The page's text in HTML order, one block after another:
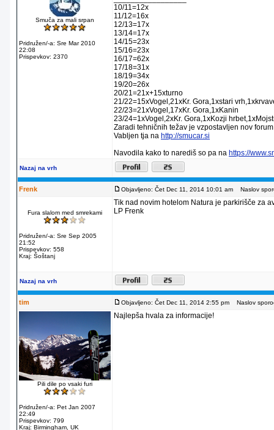
Smuča za mali srpan
Pridružen/-a: Sre Mar 2010
22:08
Prispevkov: 2370
10/11=12x
11/12=16x
12/13=17x
13/14=17x
14/15=23x
15/16=23x
16/17=62x
17/18=31x
18/19=34x
19/20=26x
20/21=21x+15xturno
21/22=15xVogel,21xKr. Gora,1xstari
22/23=21xVogel,17xKr. Gora,1xKanin
23/24=1xVogel,2xKr. Gora,1xKozji
Zaradi tehničnih težav je vzpostavljen nov
Vabljen tja na http://smucar.si
Navodila kako to narediš so pa na https://
Nazaj na vrh
Frenk Objavljeno: Čet Dec 11, 2014 10:01 am Naslov
Fura slalom med smrekami
Pridružen/-a: Sre Sep 2005
21:52
Prispevkov: 558
Kraj: Šoštanj
Tik nad novim hotelom Natura je parkirišče za
LP Frenk
Nazaj na vrh
tim Objavljeno: Čet Dec 11, 2014 2:55 pm Naslov
Pili dile po vsaki furi
Pridružen/-a: Pet Jan 2007
22:49
Prispevkov: 799
Kraj: Birmingham, UK
Najlepša hvala za informacije!